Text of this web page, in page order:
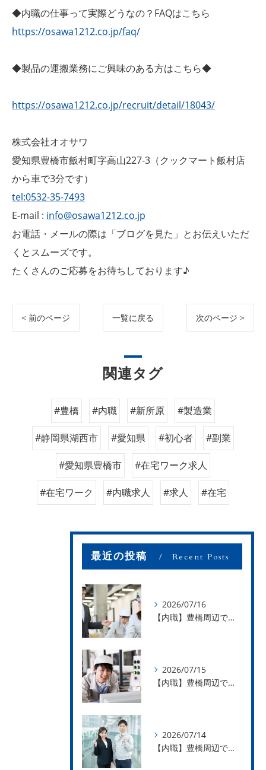
◆内職の仕事って実際どうなの？FAQはこちら
https://osawa1212.co.jp/faq/
◆製品の運搬業務にご興味のある方はこちら◆
https://osawa1212.co.jp/recruit/detail/18043/
株式会社オオサワ
愛知県豊橋市飯村町字高山227-3（クックマート飯村店
から車で3分です）
tel:0532-35-7493
E-mail : info@osawa1212.co.jp
お電話・メールの際は「ブログを見た」とお伝えいただ
くとスムーズです。
たくさんのご応募をお待ちしております♪
< 前のページ 一覧に戻る 次のページ >
関連タグ
#豊橋 #内職 #新所原 #製造業
#静岡県湖西市 #愛知県 #初心者 #副業
#愛知県豊橋市 #在宅ワーク求人
#在宅ワーク #内職求人 #求人 #在宅
最近の投稿 Recent Posts
2026/07/16
【内職】豊橋周辺で内職のお仕事を探している方募集中！【お仕事の内容】
2026/07/15
【内職】豊橋周辺で内職のお仕事を探している方募集中！【急な学級閉鎖も安心】
2026/07/14
【内職】豊橋周辺で内職のお仕事を探している方募集中！【内職さまのお声②】